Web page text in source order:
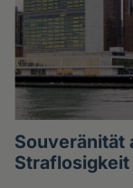
Souveränität
Straflosigkeit